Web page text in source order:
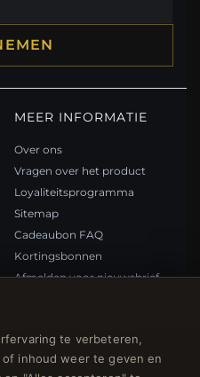
te verbeteren,
inhoud weer te geven en
MEER INFORMATIE
Over ons
Vragen over het product
Loyaliteitsprogramma
Sitemap
Cadeaubon FAQ
Kortingsbonnen
Afmelden voor nieuwsbrief